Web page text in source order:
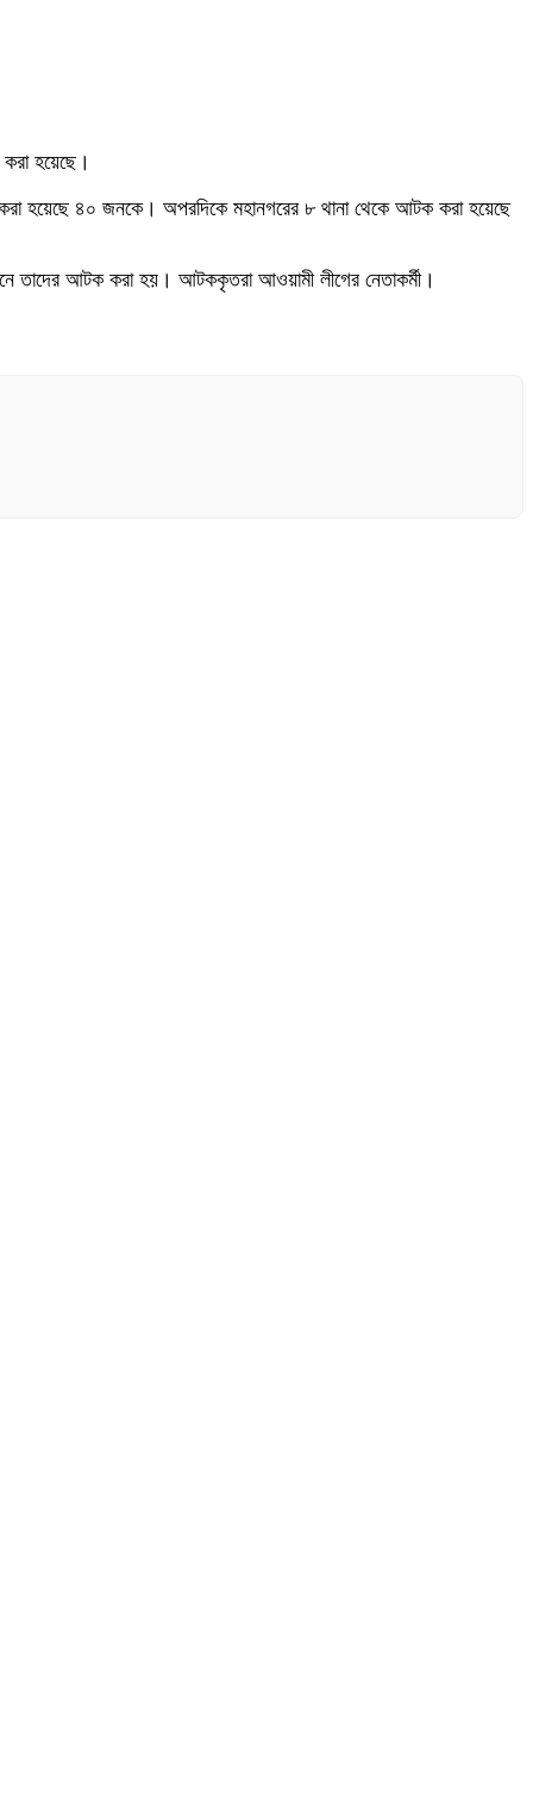
হয়েছে।
হয়েছে ৪০ জনকে। অপরদিকে মহানগরের ৮ থানা থেকে আটক করা হয়েছে
তাদের আটক করা হয়। আটককৃতরা আওয়ামী লীগের নেতাকর্মী।